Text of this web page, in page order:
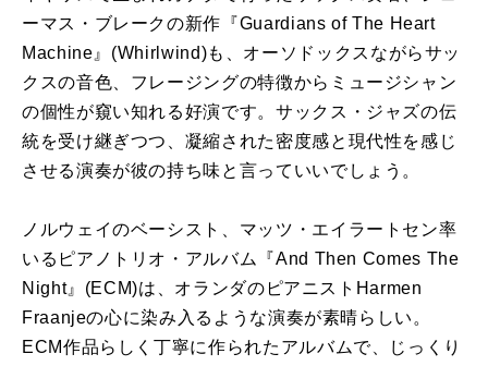
ーマス・ブレークの新作『Guardians of The Heart
Machine』(Whirlwind)も、オーソドックスながらサッ
クスの音色、フレージングの特徴からミュージシャン
の個性が窺い知れる好演です。サックス・ジャズの伝
統を受け継ぎつつ、凝縮された密度感と現代性を感じ
させる演奏が彼の持ち味と言っていいでしょう。
ノルウェイのベーシスト、マッツ・エイラートセン率
いるピアノトリオ・アルバム『And Then Comes The
Night』(ECM)は、オランダのピアニストHarmen
Fraanjeの心に染み入るような演奏が素晴らしい。
ECM作品らしく丁寧に作られたアルバムで、じっくり